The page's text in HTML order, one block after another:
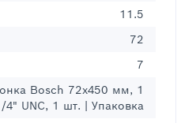
11.5
72
7
Bosch 72x450 мм, 1
4" UNC, 1 шт. | Упаковка